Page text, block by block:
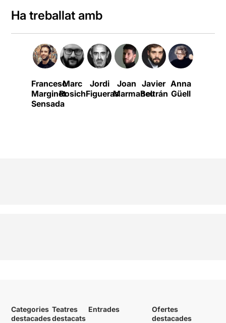
Ha treballat amb
Francesc
Marginet
Sensada
Marc
Rosich
Jordi
Figueras
Joan
Marmaneu
Javier
Beltrán
Anna
Güell
Categories
destacades
Teatres
destacats
Entrades
Ofertes
destacades